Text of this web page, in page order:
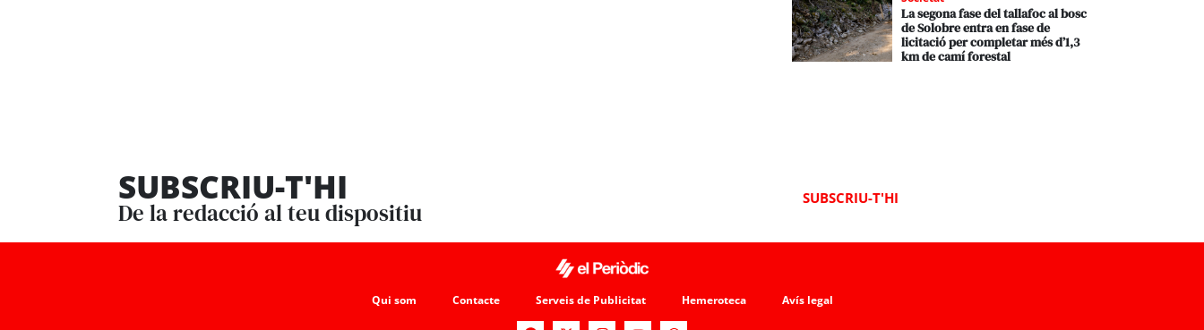
La segona fase del tallafoc al bosc
de Solobre entra en fase de
licitació per completar més d’1,3
km de camí forestal
SUBSCRIU-T'HI
De la redacció al teu dispositiu
SUBSCRIU-T'HI
Qui som Contacte Serveis de Publicitat Hemeroteca Avís legal